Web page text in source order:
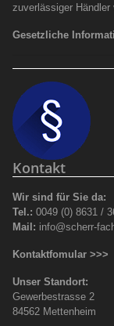
zuverlässiger Händler
Gesetzliche
Kontakt
Wir sind für Sie da:
Tel.: 0049 (0) 8631 /
Mail: info@scherr-
Kontaktfomular >>>
Unser Standort:
Gewerbestrasse 2
84562 Mettenheim